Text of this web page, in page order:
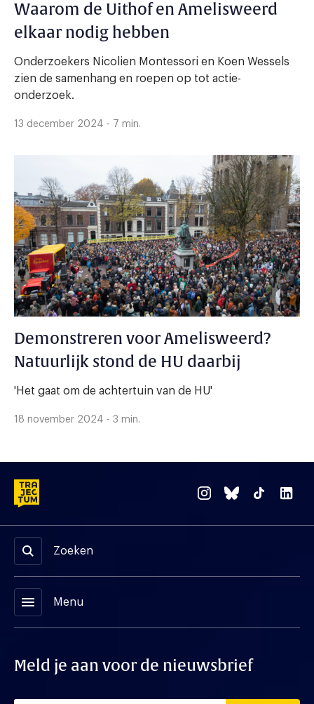
Waarom de Uithof en Amelisweerd
elkaar nodig hebben
Onderzoekers Nicolien Montessori en Koen Wessels
zien de samenhang en roepen op tot actie-
onderzoek.
13 december 2024 - 7 min.
Demonstreren voor Amelisweerd?
Natuurlijk stond de HU daarbij
'Het gaat om de achtertuin van de HU'
18 november 2024 - 3 min.
Zoeken
menu Menu
Meld je aan voor de nieuwsbrief